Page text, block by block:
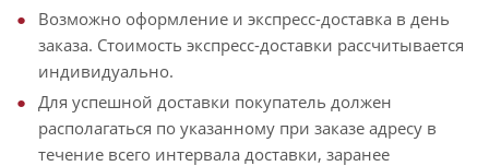
Возможно оформление и экспресс-доставка в день
заказа. Стоимость экспресс-доставки рассчитывается
индивидуально.
Для успешной доставки покупатель должен
располагаться по указанному при заказе адресу в
течение всего интервала доставки, заранее